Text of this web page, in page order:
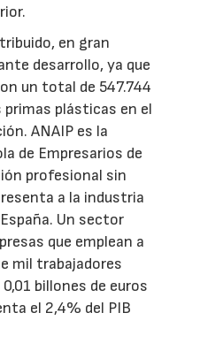
en gran
desarrollo, ya que
un total de 547.744
plásticas en el
ANAIP es la
de Empresarios de
profesional sin
a la industria
Un sector
que emplean a
mil trabajadores
billones de euros
el 2,4% del PIB